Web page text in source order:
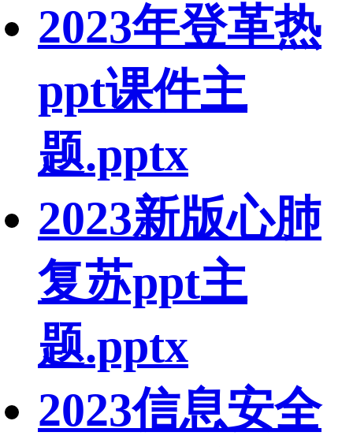
2023年登革热
ppt课件主
题.pptx
2023新版心肺
复苏ppt主
题.pptx
2023信息安全